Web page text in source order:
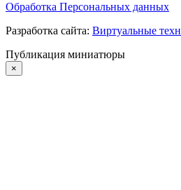
Обработка Персональных данных
Разработка сайта: Виртуальные
Публикация миниатюры
×